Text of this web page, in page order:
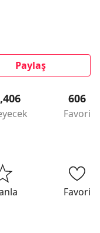
Paylaş
606
Favori
Favori